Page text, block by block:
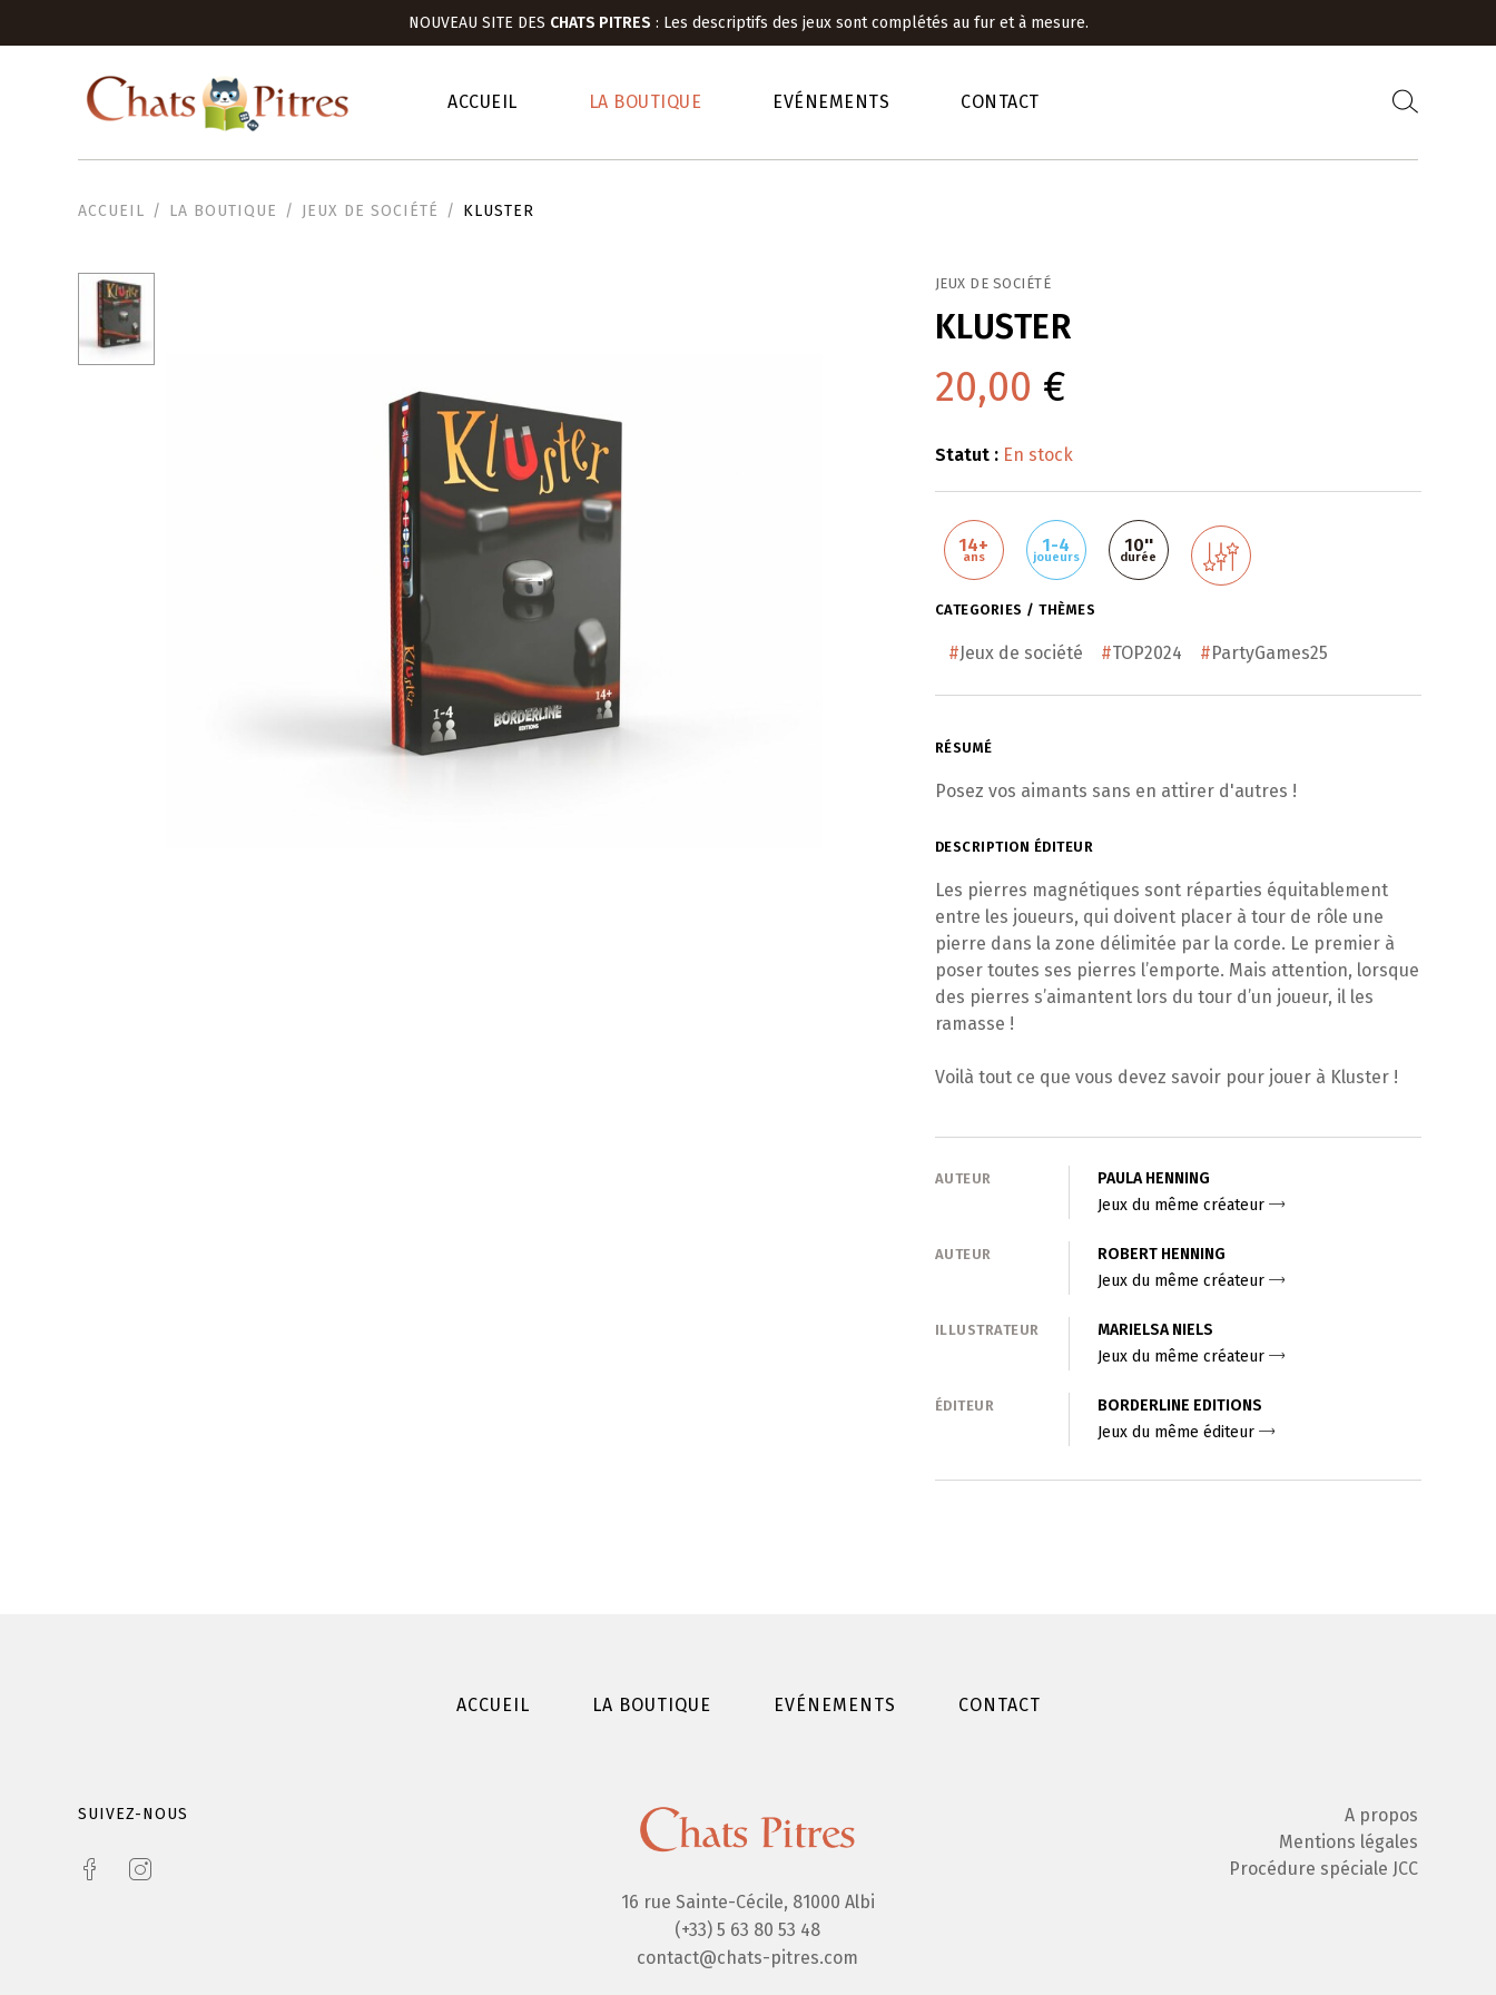
NOUVEAU SITE DES CHATS PITRES : Les descriptifs des jeux sont complétés au fur et à mesure.
ACCUEIL LA BOUTIQUE EVÉNEMENTS CONTACT
ACCUEIL LA BOUTIQUE JEUX DE SOCIÉTÉ KLUSTER
JEUX DE SOCIÉTÉ
KLUSTER
20,00 €
Statut : En stock
14+
ans
1-4
joueurs
10''
durée
CATEGORIES / THÈMES
#Jeux de société #TOP2024 #PartyGames25
RÉSUMÉ
Posez vos aimants sans en attirer d'autres !
DESCRIPTION ÉDITEUR
Les pierres magnétiques sont réparties équitablement
entre les joueurs, qui doivent placer à tour de rôle une
pierre dans la zone délimitée par la corde. Le premier à
poser toutes ses pierres l’emporte. Mais attention, lorsque
des pierres s’aimantent lors du tour d’un joueur, il les
ramasse !
Voilà tout ce que vous devez savoir pour jouer à Kluster !
AUTEUR
PAULA HENNING
Jeux du même créateur
AUTEUR
ROBERT HENNING
Jeux du même créateur
ILLUSTRATEUR
MARIELSA NIELS
Jeux du même créateur
ÉDITEUR
BORDERLINE EDITIONS
Jeux du même éditeur
ACCUEIL LA BOUTIQUE EVÉNEMENTS CONTACT
SUIVEZ-NOUS
16 rue Sainte-Cécile, 81000 Albi
(+33) 5 63 80 53 48
contact@chats-pitres.com
A propos
Mentions légales
Procédure spéciale JCC